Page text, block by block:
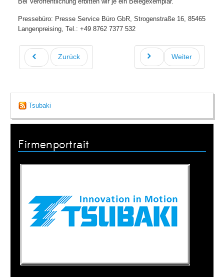
Pressebüro: Presse Service Büro GbR, Strogenstraße 16, 85465
Langenpreising, Tel.: +49 8762 7377 532
Zurück Weiter
Tsubaki
Firmenportrait